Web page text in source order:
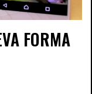
FORMA